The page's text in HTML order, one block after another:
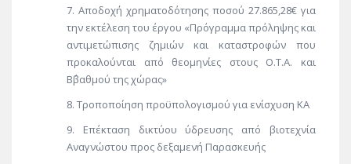
Αποδοχή χρηματοδότησης ποσού 27.865,28€ για
την εκτέλεση του έργου «Πρόγραμμα πρόληψης και
αντιμετώπισης ζημιών και καταστροφών που
προκαλούνται από θεομηνίες στους Ο.Τ.Α. και
Β΄βαθμού της χώρας»
Τροποποίηση προϋπολογισμού για ενίσχυση ΚΑ
Επέκταση δικτύου ύδρευσης από βιοτεχνία
Αναγνώστου προς δεξαμενή Παρασκευής